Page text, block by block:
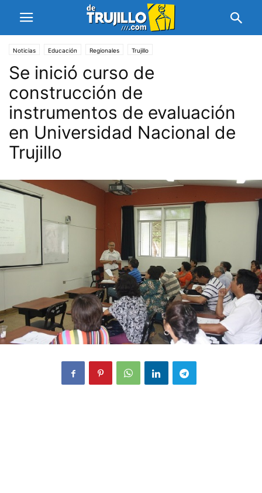
Noticias Educación Regionales Trujillo
Se inició curso de
construcción de
instrumentos de evaluación
en Universidad Nacional de
Trujillo